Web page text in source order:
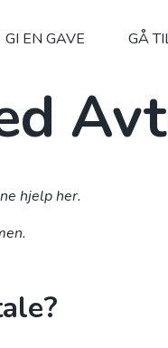
GI EN GAVE GÅ
hjelp her.